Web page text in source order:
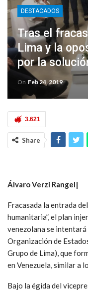
DESTACADOS
Tras el
Lima y la
por la
On Feb 24, 2019
3.621
Share
Álvaro Verzi Rangel|
Fracasada la entrada
humanitaria”, el plan
venezolana se
Organización de
Grupo de Lima), que
en Venezuela, similar a
Bajo la égida del